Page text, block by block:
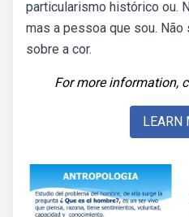
particularismo histórico ou.
mas a pessoa que sou. Não
sobre a cor.
For more information,
LEARN